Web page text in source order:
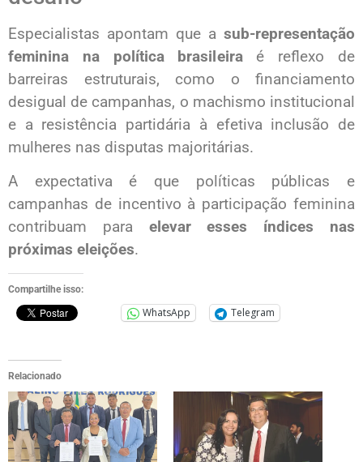
Especialistas apontam que a sub-representação
feminina na política brasileiraé reflexo de
barreiras estruturais, como o financiamento
desigual de campanhas, o machismo institucional
e a resistência partidária à efetiva inclusão de
mulheres nas disputas majoritárias.
A expectativa é que políticas públicas e
campanhas de incentivo à participação feminina
contribuam para elevar esses índices nas
próximas eleições.
Compartilhe isso:
WhatsApp Telegram
Relacionado